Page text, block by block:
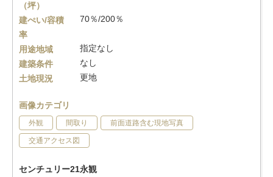
（坪）
建ぺい/容積
率
70％/200％
用途地域
指定なし
建築条件
なし
土地現況
更地
画像カテゴリ
外観 間取り 前面道路含む現地写真
交通アクセス図
センチュリー21永観